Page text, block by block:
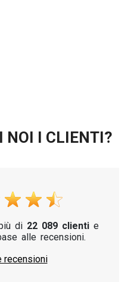
NOI I CLIENTI?
di 22 089 clientie
alle recensioni.
recensioni